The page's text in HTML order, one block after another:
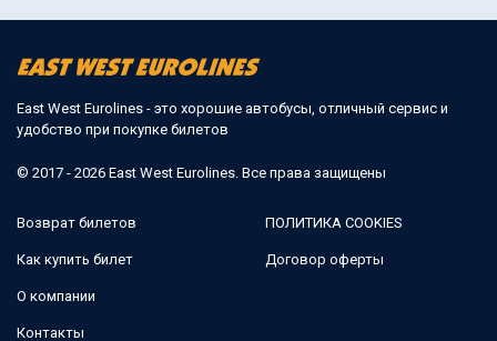
East West Eurolines - это хорошие автобусы, отличный сервис и
удобство при покупке билетов
© 2017 - 2026 East West Eurolines. Все права защищены
Возврат билетов
Как купить билет
О компании
Контакты
ПОЛИТИКА COOKIES
Договор оферты